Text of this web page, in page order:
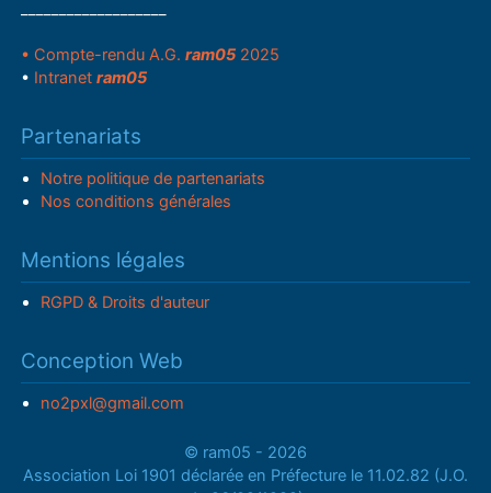
• Compte-rendu A.G.ram05 2025
• Intranetram05
Partenariats
Notre politique de partenariats
Nos conditions générales
Mentions légales
RGPD & Droits d'auteur
Conception Web
no2pxl@gmail.com
© ram05 - 2026
Association Loi 1901 déclarée en Préfecture le 11.02.82 (J.O.